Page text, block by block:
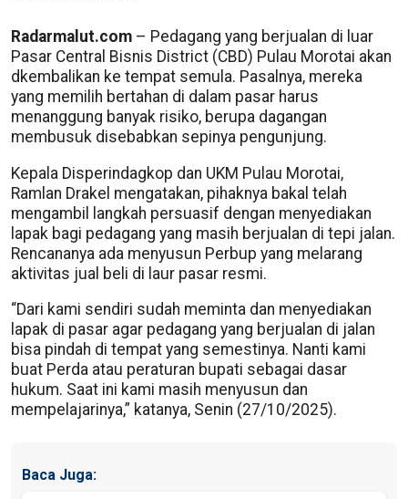
Radarmalut.com – Pedagang yang berjualan di luar
Pasar Central Bisnis District (CBD) Pulau Morotai akan
dkembalikan ke tempat semula. Pasalnya, mereka
yang memilih bertahan di dalam pasar harus
menanggung banyak risiko, berupa dagangan
membusuk disebabkan sepinya pengunjung.
Kepala Disperindagkop dan UKM Pulau Morotai,
Ramlan Drakel mengatakan, pihaknya bakal telah
mengambil langkah persuasif dengan menyediakan
lapak bagi pedagang yang masih berjualan di tepi jalan.
Rencananya ada menyusun Perbup yang melarang
aktivitas jual beli di laur pasar resmi.
“Dari kami sendiri sudah meminta dan menyediakan
lapak di pasar agar pedagang yang berjualan di jalan
bisa pindah di tempat yang semestinya. Nanti kami
buat Perda atau peraturan bupati sebagai dasar
hukum. Saat ini kami masih menyusun dan
mempelajarinya,” katanya, Senin (27/10/2025).
Baca Juga: